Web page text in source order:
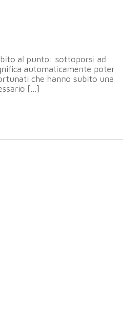
al punto: sottoporsi ad
automaticamente poter
che hanno subito una
[…]